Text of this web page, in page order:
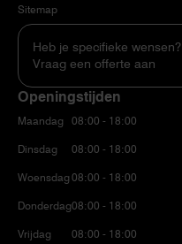
Sitemap
Heb je specifieke wensen?
Vraag een offerte aan
Openingstijden
Maandag
Dinsdag
Woensdag
Donderdag
Vrijdag
08:00 - 18:00
08:00 - 18:00
08:00 - 18:00
08:00 - 18:00
08:00 - 18:00